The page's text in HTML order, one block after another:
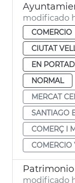
modificado
COMERCIO
CIUTAT
EN
NORMAL
MERCAT
SANTIAGO
COMERÇ I
COMERCIO
modificado